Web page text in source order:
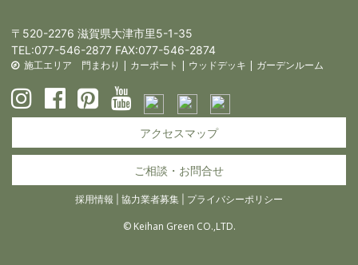
〒520-2276 滋賀県大津市里5-1-35
TEL:077-546-2877 FAX:077-546-2874
施工エリア 門まわり | カーポート | ウッドデッキ | ガーデンルーム
アクセスマップ
ご相談・お問合せ
採用情報 協力業者募集 プライバシーポリシー
© Keihan Green CO.,LTD.